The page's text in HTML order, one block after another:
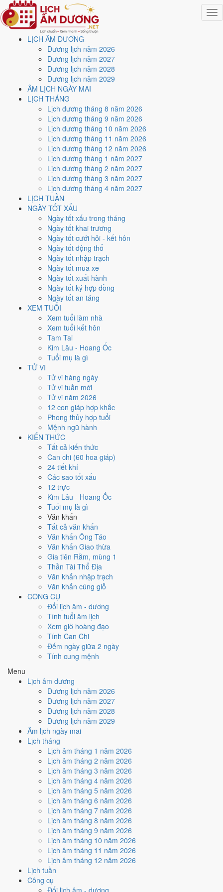
LỊCH ÂM DƯƠNG
Dương lịch năm 2026
Dương lịch năm 2027
Dương lịch năm 2028
Dương lịch năm 2029
ÂM LỊCH NGÀY MAI
LỊCH THÁNG
Lịch dương tháng 8 năm 2026
Lịch dương tháng 9 năm 2026
Lịch dương tháng 10 năm 2026
Lịch dương tháng 11 năm 2026
Lịch dương tháng 12 năm 2026
Lịch dương tháng 1 năm 2027
Lịch dương tháng 2 năm 2027
Lịch dương tháng 3 năm 2027
Lịch dương tháng 4 năm 2027
LỊCH TUẦN
NGÀY TỐT XẤU
Ngày tốt xấu trong tháng
Ngày tốt khai trương
Ngày tốt cưới hỏi - kết hôn
Ngày tốt động thổ
Ngày tốt nhập trạch
Ngày tốt mua xe
Ngày tốt xuất hành
Ngày tốt ký hợp đồng
Ngày tốt an táng
XEM TUỔI
Xem tuổi làm nhà
Xem tuổi kết hôn
Tam Tai
Kim Lâu - Hoang Ốc
Tuổi mụ là gì
TỬ VI
Tử vi hàng ngày
Tử vi tuần mới
Tử vi năm 2026
12 con giáp hợp khắc
Phong thủy hợp tuổi
Mệnh ngũ hành
KIẾN THỨC
Tất cả kiến thức
Can chi (60 hoa giáp)
24 tiết khí
Các sao tốt xấu
12 trực
Kim Lâu - Hoang Ốc
Tuổi mụ là gì
Văn khấn
Tất cả văn khấn
Văn khấn Ông Táo
Văn khấn Giao thừa
Gia tiên Rằm, mùng 1
Thần Tài Thổ Địa
Văn khấn nhập trạch
Văn khấn cúng giỗ
CÔNG CỤ
Đổi lịch âm - dương
Tính tuổi âm lịch
Xem giờ hoàng đạo
Tính Can Chi
Đếm ngày giữa 2 ngày
Tính cung mệnh
Menu
Lịch âm dương
Dương lịch năm 2026
Dương lịch năm 2027
Dương lịch năm 2028
Dương lịch năm 2029
Âm lịch ngày mai
Lịch tháng
Lịch âm tháng 1 năm 2026
Lịch âm tháng 2 năm 2026
Lịch âm tháng 3 năm 2026
Lịch âm tháng 4 năm 2026
Lịch âm tháng 5 năm 2026
Lịch âm tháng 6 năm 2026
Lịch âm tháng 7 năm 2026
Lịch âm tháng 8 năm 2026
Lịch âm tháng 9 năm 2026
Lịch âm tháng 10 năm 2026
Lịch âm tháng 11 năm 2026
Lịch âm tháng 12 năm 2026
Lịch tuần
Công cụ
Đổi lịch âm - dương
Trang chủ
Lịch năm 2036
Tháng 1/2036
Ngày 4/1/2036 (Canh Ngọ)
Xem ngày4/1/2036
lịch - Ngày 7/12 âm lịch
(Canh Ngọ) tốt hay xấu?
Ngày 4/1/2036 dương lịch (Thứ Sáu) là ngày 7/12/2035 âm lịch
Canh Ngọ- Chi khắc Can, Trực Chấp, Sao Ngưu, nạp âm Lộ
Bàng Thổ. Tổng hòa, đây làNgày Hungvới điểm trung bình
cho các việc quan trọng. Giờ Hoàng Đạo trong ngày:
Ngọ, Thân, Dậu.
Ngày Dương
Tháng 1 năm 2036
Tháng 12 âm năm 2035
Tiết Đại Hàn
Bính Tý
Ất Mão
Ngày Canh Ngọ có TrựcChấp(ngày nắm giữ, bắt giữ) nhưng gặp Sao
Thiên Lao hắc đạo . Điểm trung bình 7 việc chính chỉ
Ngày Hung
, cần thận trọng với các quyết định lớn khó đảo ngược.
Tuất, Dần, Mùihợp ngày; tuổi
Ngày 4/1/2036 tốt hay xấu cho
việc gì?
Ngày 4/1/2036 đạt 4.0/10trung bình cho 7 việc chính: cao nhất là
nợ - đòi tiền (8/10), thấp nhất là
Chấp (ngày nắm giữ, bắt giữ) nhưng gặp Sao Thiên Lao hắc đạo nên
điểm từng việc chênh nhau như bảng dưới.
Cưới hỏi - đính hôn
Trung bình
Cưới hỏi - đính hôn hôm nay ở
Ngưu và Ngày Hắc Đạogây bất lợi.
Cách tính ngày tốt
Khai trương - mở cửa hàng
Trung bình
Khai trương - mở cửa hàng hôm nay ở
Sao Ngưu và Ngày Hắc Đạo
Cách tính ngày tốt
Ký hợp đồng - giao ước
Trung bình
Ký hợp đồng - giao ước hôm nay ở
Ngày Hắc Đạogây bất lợi.
Cách tính ngày tốt
🏗️
Động thổ - khởi công
Trung bình
Động thổ - khởi công hôm nay ở
Ngày Hắc Đạogây bất lợi.
Cách tính ngày tốt
🏡 Nhập trạch - vào nhà mới
Trung bình
Nhập trạch - vào nhà mới hôm nay ở
Sao Ngưu và Ngày Hắc Đạo gây bất lợi.
Cách tính ngày tốt
Mua xe - tậu xe
Trung bình
Mua xe - tậu xe hôm nay ởmức trung bình (4/10)
Hắc Đạogây bất lợi.
Cách tính ngày tốt
Xuất hành - đi xa
Trung bình
Xuất hành - đi xa hôm nay ở
Hắc Đạogây bất lợi.